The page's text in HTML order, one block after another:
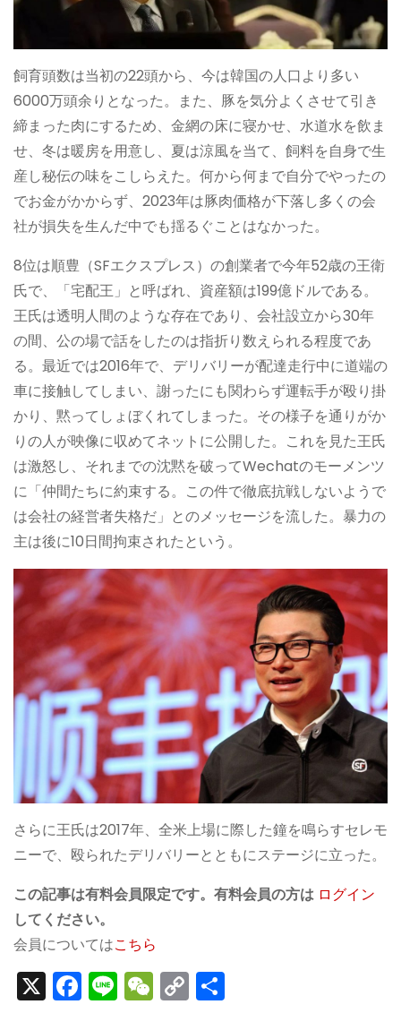
飼育頭数は当初の22頭から、今は韓国の人口より多い
6000万頭余りとなった。また、豚を気分よくさせて引き
締まった肉にするため、金網の床に寝かせ、水道水を飲ま
せ、冬は暖房を用意し、夏は涼風を当て、飼料を自身で生
産し秘伝の味をこしらえた。何から何まで自分でやったの
でお金がかからず、2023年は豚肉価格が下落し多くの会
社が損失を生んだ中でも揺るぐことはなかった。
8位は順豊（SFエクスプレス）の創業者で今年52歳の王衛
氏で、「宅配王」と呼ばれ、資産額は199億ドルである。
王氏は透明人間のような存在であり、会社設立から30年
の間、公の場で話をしたのは指折り数えられる程度であ
る。最近では2016年で、デリバリーが配達走行中に道端の
車に接触してしまい、謝ったにも関わらず運転手が殴り掛
かり、黙ってしょぼくれてしまった。その様子を通りがか
りの人が映像に収めてネットに公開した。これを見た王氏
は激怒し、それまでの沈黙を破ってWechatのモーメンツ
に「仲間たちに約束する。この件で徹底抗戦しないようで
は会社の経営者失格だ」とのメッセージを流した。暴力の
主は後に10日間拘束されたという。
さらに王氏は2017年、全米上場に際した鐘を鳴らすセレモ
ニーで、殴られたデリバリーとともにステージに立った。
この記事は有料会員限定です。有料会員の方は ログイン
してください。
会員についてはこちら
X F Li W C